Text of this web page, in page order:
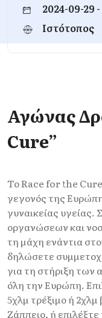
2024-09-29
Ιστότοπος
Αγώνας
Cure”
Το Race for the Cure
γεγονός της
γυναικείας υγείας.
οργανώσεων και
τη μάχη ενάντια
δηλώσετε
για τη στήριξη των
όλη την Ευρώπη.
5χλμ τρέξιμο ή
Ζάππειο, ή